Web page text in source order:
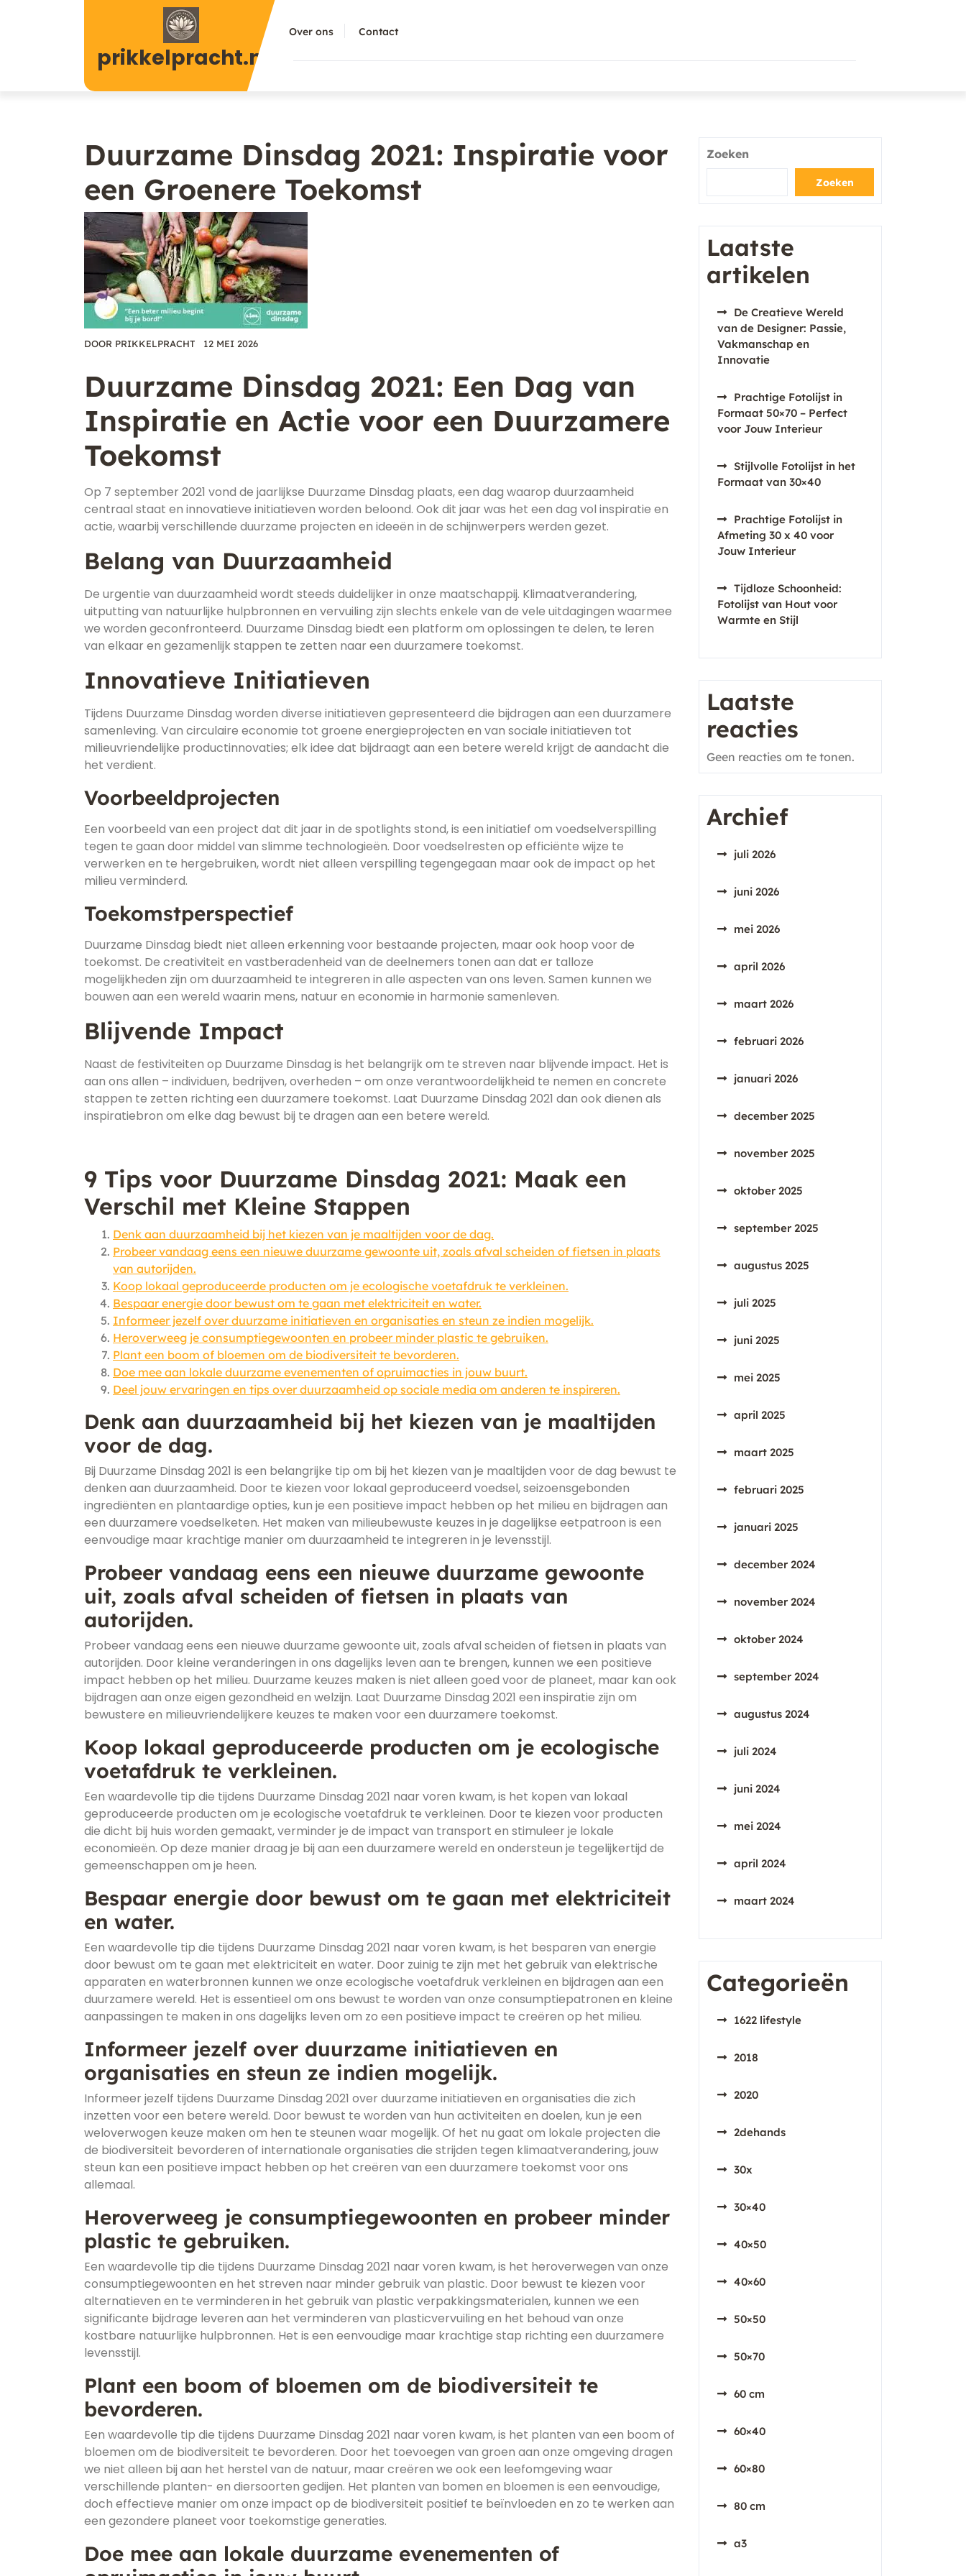
prikkelpracht.nl
Over ons Contact
Duurzame Dinsdag 2021: Inspiratie voor
een Groenere Toekomst
DOOR PRIKKELPRACHT 12 MEI 2026
Duurzame Dinsdag 2021: Een Dag van
Inspiratie en Actie voor een Duurzamere
Toekomst
Op 7 september 2021 vond de jaarlijkse Duurzame Dinsdag plaats, een dag waarop duurzaamheid
centraal staat en innovatieve initiatieven worden beloond. Ook dit jaar was het een dag vol inspiratie en
actie, waarbij verschillende duurzame projecten en ideeën in de schijnwerpers werden gezet.
Belang van Duurzaamheid
De urgentie van duurzaamheid wordt steeds duidelijker in onze maatschappij. Klimaatverandering,
uitputting van natuurlijke hulpbronnen en vervuiling zijn slechts enkele van de vele uitdagingen waarmee
we worden geconfronteerd. Duurzame Dinsdag biedt een platform om oplossingen te delen, te leren
van elkaar en gezamenlijk stappen te zetten naar een duurzamere toekomst.
Innovatieve Initiatieven
Tijdens Duurzame Dinsdag worden diverse initiatieven gepresenteerd die bijdragen aan een duurzamere
samenleving. Van circulaire economie tot groene energieprojecten en van sociale initiatieven tot
milieuvriendelijke productinnovaties; elk idee dat bijdraagt aan een betere wereld krijgt de aandacht die
het verdient.
Voorbeeldprojecten
Een voorbeeld van een project dat dit jaar in de spotlights stond, is een initiatief om voedselverspilling
tegen te gaan door middel van slimme technologieën. Door voedselresten op efficiënte wijze te
verwerken en te hergebruiken, wordt niet alleen verspilling tegengegaan maar ook de impact op het
milieu verminderd.
Toekomstperspectief
Duurzame Dinsdag biedt niet alleen erkenning voor bestaande projecten, maar ook hoop voor de
toekomst. De creativiteit en vastberadenheid van de deelnemers tonen aan dat er talloze
mogelijkheden zijn om duurzaamheid te integreren in alle aspecten van ons leven. Samen kunnen we
bouwen aan een wereld waarin mens, natuur en economie in harmonie samenleven.
Blijvende Impact
Naast de festiviteiten op Duurzame Dinsdag is het belangrijk om te streven naar blijvende impact. Het is
aan ons allen – individuen, bedrijven, overheden – om onze verantwoordelijkheid te nemen en concrete
stappen te zetten richting een duurzamere toekomst. Laat Duurzame Dinsdag 2021 dan ook dienen als
inspiratiebron om elke dag bewust bij te dragen aan een betere wereld.
9 Tips voor Duurzame Dinsdag 2021: Maak een
Verschil met Kleine Stappen
Denk aan duurzaamheid bij het kiezen van je maaltijden voor de dag.
Probeer vandaag eens een nieuwe duurzame gewoonte uit, zoals afval scheiden of fietsen in plaats
van autorijden.
Koop lokaal geproduceerde producten om je ecologische voetafdruk te verkleinen.
Bespaar energie door bewust om te gaan met elektriciteit en water.
Informeer jezelf over duurzame initiatieven en organisaties en steun ze indien mogelijk.
Heroverweeg je consumptiegewoonten en probeer minder plastic te gebruiken.
Plant een boom of bloemen om de biodiversiteit te bevorderen.
Doe mee aan lokale duurzame evenementen of opruimacties in jouw buurt.
Deel jouw ervaringen en tips over duurzaamheid op sociale media om anderen te inspireren.
Denk aan duurzaamheid bij het kiezen van je maaltijden
voor de dag.
Bij Duurzame Dinsdag 2021 is een belangrijke tip om bij het kiezen van je maaltijden voor de dag bewust te
denken aan duurzaamheid. Door te kiezen voor lokaal geproduceerd voedsel, seizoensgebonden
ingrediënten en plantaardige opties, kun je een positieve impact hebben op het milieu en bijdragen aan
een duurzamere voedselketen. Het maken van milieubewuste keuzes in je dagelijkse eetpatroon is een
eenvoudige maar krachtige manier om duurzaamheid te integreren in je levensstijl.
Probeer vandaag eens een nieuwe duurzame gewoonte
uit, zoals afval scheiden of fietsen in plaats van
autorijden.
Probeer vandaag eens een nieuwe duurzame gewoonte uit, zoals afval scheiden of fietsen in plaats van
autorijden. Door kleine veranderingen in ons dagelijks leven aan te brengen, kunnen we een positieve
impact hebben op het milieu. Duurzame keuzes maken is niet alleen goed voor de planeet, maar kan ook
bijdragen aan onze eigen gezondheid en welzijn. Laat Duurzame Dinsdag 2021 een inspiratie zijn om
bewustere en milieuvriendelijkere keuzes te maken voor een duurzamere toekomst.
Koop lokaal geproduceerde producten om je ecologische
voetafdruk te verkleinen.
Een waardevolle tip die tijdens Duurzame Dinsdag 2021 naar voren kwam, is het kopen van lokaal
geproduceerde producten om je ecologische voetafdruk te verkleinen. Door te kiezen voor producten
die dicht bij huis worden gemaakt, verminder je de impact van transport en stimuleer je lokale
economieën. Op deze manier draag je bij aan een duurzamere wereld en ondersteun je tegelijkertijd de
gemeenschappen om je heen.
Bespaar energie door bewust om te gaan met elektriciteit
en water.
Een waardevolle tip die tijdens Duurzame Dinsdag 2021 naar voren kwam, is het besparen van energie
door bewust om te gaan met elektriciteit en water. Door zuinig te zijn met het gebruik van elektrische
apparaten en waterbronnen kunnen we onze ecologische voetafdruk verkleinen en bijdragen aan een
duurzamere wereld. Het is essentieel om ons bewust te worden van onze consumptiepatronen en kleine
aanpassingen te maken in ons dagelijks leven om zo een positieve impact te creëren op het milieu.
Informeer jezelf over duurzame initiatieven en
organisaties en steun ze indien mogelijk.
Informeer jezelf tijdens Duurzame Dinsdag 2021 over duurzame initiatieven en organisaties die zich
inzetten voor een betere wereld. Door bewust te worden van hun activiteiten en doelen, kun je een
weloverwogen keuze maken om hen te steunen waar mogelijk. Of het nu gaat om lokale projecten die
de biodiversiteit bevorderen of internationale organisaties die strijden tegen klimaatverandering, jouw
steun kan een positieve impact hebben op het creëren van een duurzamere toekomst voor ons
allemaal.
Heroverweeg je consumptiegewoonten en probeer minder
plastic te gebruiken.
Een waardevolle tip die tijdens Duurzame Dinsdag 2021 naar voren kwam, is het heroverwegen van onze
consumptiegewoonten en het streven naar minder gebruik van plastic. Door bewust te kiezen voor
alternatieven en te verminderen in het gebruik van plastic verpakkingsmaterialen, kunnen we een
significante bijdrage leveren aan het verminderen van plasticvervuiling en het behoud van onze
kostbare natuurlijke hulpbronnen. Het is een eenvoudige maar krachtige stap richting een duurzamere
levensstijl.
Plant een boom of bloemen om de biodiversiteit te
bevorderen.
Een waardevolle tip die tijdens Duurzame Dinsdag 2021 naar voren kwam, is het planten van een boom of
bloemen om de biodiversiteit te bevorderen. Door het toevoegen van groen aan onze omgeving dragen
we niet alleen bij aan het herstel van de natuur, maar creëren we ook een leefomgeving waar
verschillende planten- en diersoorten gedijen. Het planten van bomen en bloemen is een eenvoudige,
doch effectieve manier om onze impact op de biodiversiteit positief te beïnvloeden en zo te werken aan
een gezondere planeet voor toekomstige generaties.
Doe mee aan lokale duurzame evenementen of
Zoeken
Zoeken
Laatste
artikelen
De Creatieve Wereld
van de Designer: Passie,
Vakmanschap en
Innovatie
Prachtige Fotolijst in
Formaat 50×70 – Perfect
voor Jouw Interieur
Stijlvolle Fotolijst in het
Formaat van 30×40
Prachtige Fotolijst in
Afmeting 30 x 40 voor
Jouw Interieur
Tijdloze Schoonheid:
Fotolijst van Hout voor
Warmte en Stijl
Laatste
reacties
Geen reacties om te tonen.
Archief
juli 2026
juni 2026
mei 2026
april 2026
maart 2026
februari 2026
januari 2026
december 2025
november 2025
oktober 2025
september 2025
augustus 2025
juli 2025
juni 2025
mei 2025
april 2025
maart 2025
februari 2025
januari 2025
december 2024
november 2024
oktober 2024
september 2024
augustus 2024
juli 2024
juni 2024
mei 2024
april 2024
maart 2024
Categorieën
1622 lifestyle
2018
2020
2dehands
30x
30×40
40×50
40×60
50×50
50×70
60 cm
60×40
60×80
80 cm
a3